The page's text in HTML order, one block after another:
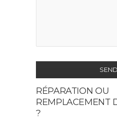
SEND
This
field
should
RÉPARATION OU
REMPLACEMENT
?